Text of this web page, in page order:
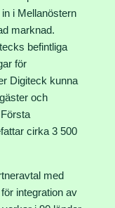
i Mellanöstern
marknad.
befintliga
för
Digiteck kunna
och
cirka 3 500
med
integration av